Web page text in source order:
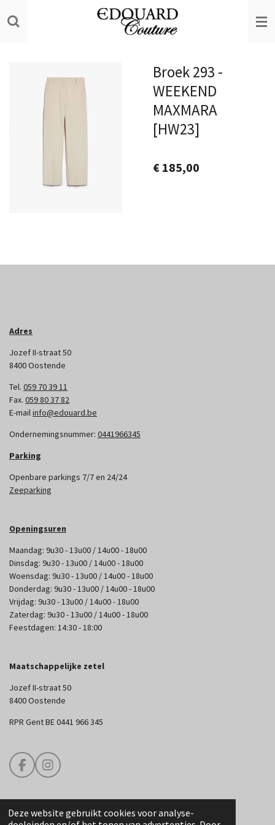
Deze website gebruikt cookies voor analyse-
direct
Broek 293 -
WEEKEND
MAXMARA
[HW23]
€ 185,00
Adres
Jozef II-straat 50
8400 Oostende
Tel. 059 70 39 11
Fax. 059 80 37 82
E-mailinfo@edouard.be
Ondernemingsnummer: 0441966345
Parking
Openbare parkings 7/7 en 24/24
Zeeparking
Openingsuren
Maandag: 9u30 - 13u00 / 14u00 - 18u00
Dinsdag: 9u30 - 13u00 / 14u00 - 18u00
Woensdag: 9u30 - 13u00 / 14u00 - 18u00
Donderdag: 9u30 - 13u00 / 14u00 - 18u00
Vrijdag: 9u30 - 13u00 / 14u00 - 18u00
Zaterdag: 9u30 - 13u00 / 14u00 - 18u00
Feestdagen: 14:30 - 18:00
Maatschappelijke zetel
Jozef II-straat 50
8400 Oostende
RPR Gent BE 0441 966 345
F
a
b
I
n
a
© 2025 Edouard Couture